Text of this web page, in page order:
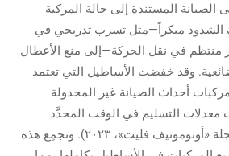
الصيانة المستندة إلى حالة المركبة
الشذوذ مبكراً—مثل تسرب تدريجي في
منتظم في نقل الحركة—إلى منع الأعطال
وقد خفضت الأساطيل التي تعتمد
أحداث الصيانة غير المجدولة
حسّنت معدلات التسليم في الوقت المحدَّد
بنسبة ٩ نقاط مئوية (مجلة «أوتوموتيف فليت»، ٢٠٢٣). وتجمِع هذه